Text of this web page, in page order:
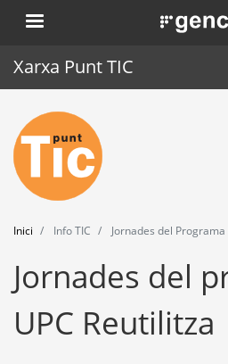
Vés
al
. Obre en
Xarxa Punt TIC
Inici
Punt TIC
Actualitat
Agenda
Formació
Eines
Inici Info TIC Jornades del Programa
Jornades del
UPC Reutilitza